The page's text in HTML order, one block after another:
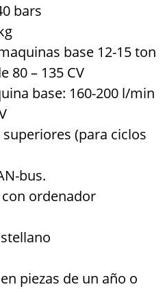
bars
base 12-15 ton
80 – 135 CV
base: 160-200 l/min
(para ciclos
bus.
ordenador
piezas de un año o